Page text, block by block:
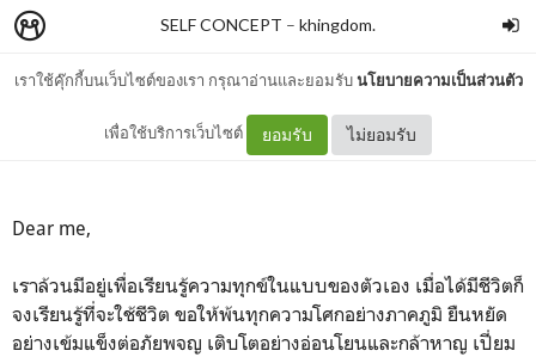
เราใช้คุ๊กกี้บนเว็บไซต์ของเรา กรุณาอ่านและยอมรับนโยบายความเป็นส่วนตัว
เพื่อใช้บริการเว็บไซต์ ยอมรับ ไม่ยอมรับ
SELF CONCEPT – khingdom.
a love letter to myself.
Dear me,
เราล้วนมีอยู่เพื่อเรียนรู้ความทุกข์ในแบบของตัวเอง เมื่อได้มีชีวิตก็
จงเรียนรู้ที่จะใช้ชีวิต ขอให้พ้นทุกความโศกอย่างภาคภูมิ ยืนหยัด
อย่างเข้มแข็งต่อภัยพจญ เติบโตอย่างอ่อนโยนและกล้าหาญ เปี่ยม